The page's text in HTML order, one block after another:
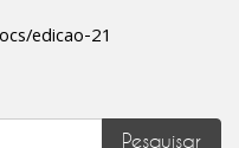
edicao-21